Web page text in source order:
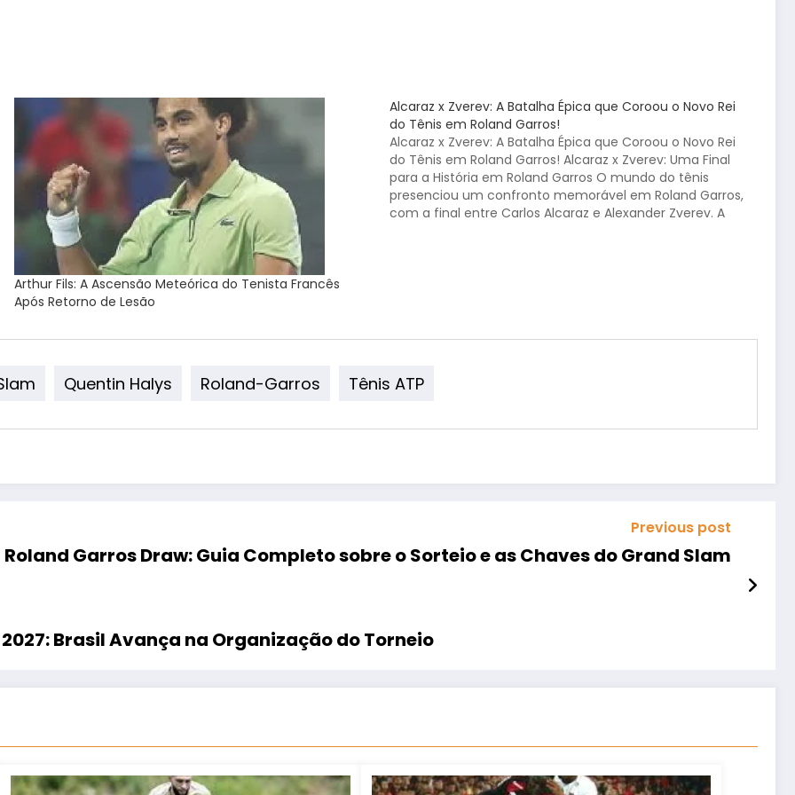
Arthur Fils: A Ascensão Meteórica do Tenista Francês
Após Retorno de Lesão
Alcaraz x Zverev: A Batalha Épica que Coroou o Novo Rei
do Tênis em Roland Garros!
Alcaraz x Zverev: A Batalha Épica que Coroou o Novo Rei
do Tênis em Roland Garros! Alcaraz x Zverev: Uma Final
para a História em Roland Garros O mundo do tênis
presenciou um confronto memorável em Roland Garros,
com a final entre Carlos Alcaraz e Alexander Zverev. A
Quentin Halys Roland-Garros Tênis ATP
Previous post
Roland Garros Draw: Guia Completo sobre o Sorteio e as Chaves do Grand Slam
Brasil Avança na Organização do Torneio